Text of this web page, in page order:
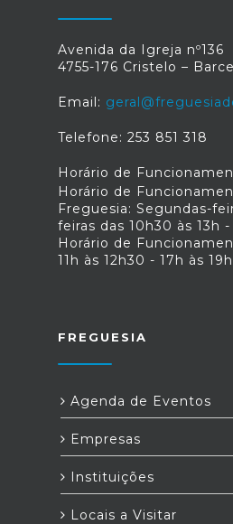
Avenida da Igreja nº136
4755-176 Cristelo –
Email:
Telefone: 253 851 318
Horário de
Horário de
Freguesia: Segundas-
feiras das 10h30 às 13h -
Horário de
11h às 12h30 - 17h às 19h
FREGUESIA
Agenda de Eventos
Empresas
Instituições
Locais a Visitar